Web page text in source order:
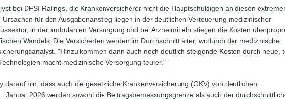
bei DFSI Ratings, die Krankenversicherer nicht die Hauptschuldigen an diesen
für den Ausgabenanstieg liegen in der deutlichen Verteuerung medizinischer
in der ambulanten Versorgung und bei Arzneimitteln stiegen die Kosten
Wandels: Die Versicherten werden im Durchschnitt älter, wodurch der medizinische
"Hinzu kommen dann auch noch deutlich steigende Kosten durch neue,
macht medizinische Versorgung teurer."
darauf hin, dass auch die gesetzliche Krankenversicherung (GKV) von deutlichen
Januar 2026 werden sowohl die Beitragsbemessungsgrenze als auch der